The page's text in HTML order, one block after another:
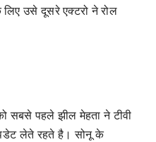
उसे दूसरे एक्टरो ने रोल
सबसे पहले झील मेहता ने टीवी
लेते रहते है। सोनू के